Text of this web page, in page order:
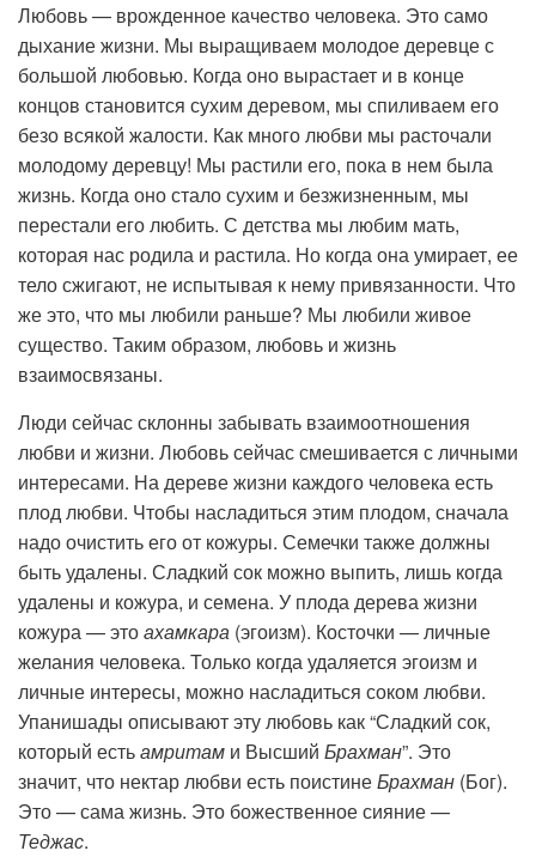
Любовь — врожденное качество человека. Это само
дыхание жизни. Мы выращиваем молодое деревце с
большой любовью. Когда оно вырастает и в конце
концов становится сухим деревом, мы спиливаем его
безо всякой жалости. Как много любви мы расточали
молодому деревцу! Мы растили его, пока в нем была
жизнь. Когда оно стало сухим и безжизненным, мы
перестали его любить. С детства мы любим мать,
которая нас родила и растила. Но когда она умирает, ее
тело сжигают, не испытывая к нему привязанности. Что
же это, что мы любили раньше? Мы любили живое
существо. Таким образом, любовь и жизнь
взаимосвязаны.
Люди сейчас склонны забывать взаимоотношения
любви и жизни. Любовь сейчас смешивается с личными
интересами. На дереве жизни каждого человека есть
плод любви. Чтобы насладиться этим плодом, сначала
надо очистить его от кожуры. Семечки также должны
быть удалены. Сладкий сок можно выпить, лишь когда
удалены и кожура, и семена. У плода дерева жизни
кожура — этоахамкара (эгоизм). Косточки — личные
желания человека. Только когда удаляется эгоизм и
личные интересы, можно насладиться соком любви.
Упанишады описывают эту любовь как “Сладкий сок,
который естьамритам и Высший Брахман”. Это
значит, что нектар любви есть поистинеБрахман (Бог).
Это — сама жизнь. Это божественное сияние —
Теджас.